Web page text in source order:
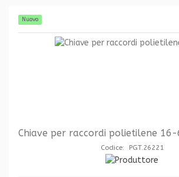
Nuovo
Chiave per raccordi polietilene 16-
Codice: PGT.26221